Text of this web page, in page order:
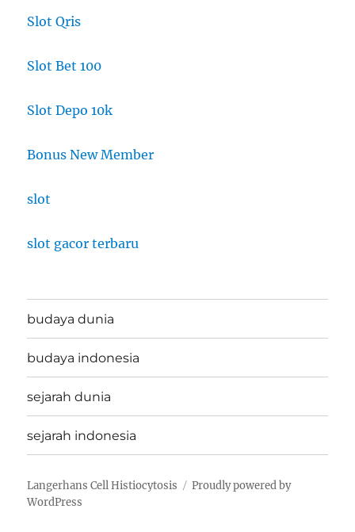
Slot Qris
Slot Bet 100
Slot Depo 10k
Bonus New Member
slot
slot gacor terbaru
budaya dunia
budaya indonesia
sejarah dunia
sejarah indonesia
Langerhans Cell Histiocytosis
Proudly powered by
WordPress